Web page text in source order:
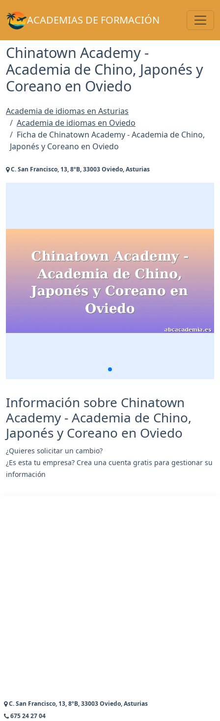
ACADEMIAS DE FORMACIÓN
Chinatown Academy -
Academia de Chino, Japonés y
Coreano en Oviedo
Academia de idiomas en Asturias
Academia de idiomas en Oviedo
Ficha de Chinatown Academy - Academia de Chino,
Japonés y Coreano en Oviedo
C. San Francisco, 13, 8ºB, 33003 Oviedo, Asturias
Información sobre Chinatown
Academy - Academia de Chino,
Japonés y Coreano en Oviedo
¿Quieres solicitar un cambio?
¿Es esta tu empresa? Crea una cuenta gratis para gestionar su
información
C. San Francisco, 13, 8ºB, 33003 Oviedo, Asturias
675 24 27 04